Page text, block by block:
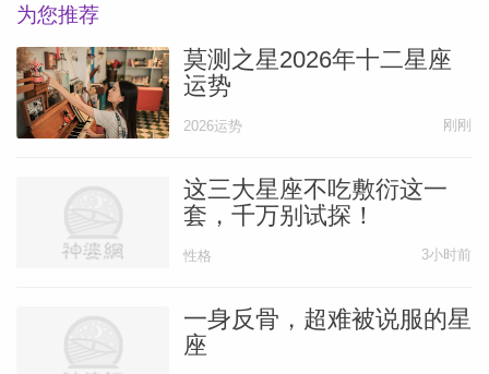
为您推荐
莫测之星2026年十二星座
运势
2026运势 刚刚
这三大星座不吃敷衍这一
套，千万别试探！
性格 3小时前
一身反骨，超难被说服的星
座